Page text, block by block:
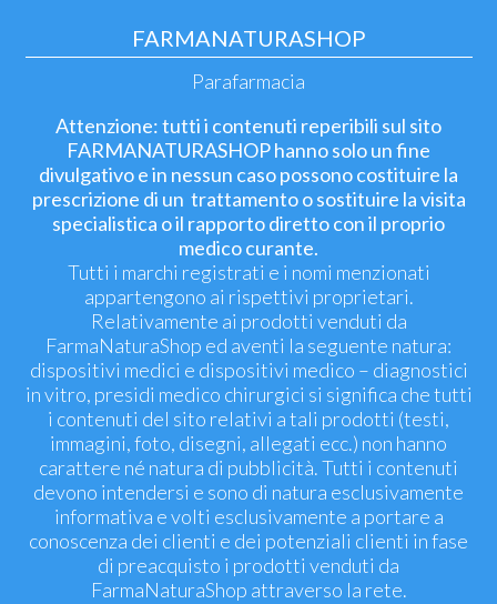
FARMANATURASHOP
Parafarmacia
Attenzione: tutti i contenuti reperibili sul sito
FARMANATURASHOP hanno solo un fine
divulgativo e in nessun caso possono costituire la
prescrizione di un trattamento o sostituire la visita
specialistica o il rapporto diretto con il proprio
medico curante.
Tutti i marchi registrati e i nomi menzionati
appartengono ai rispettivi proprietari.
Relativamente ai prodotti venduti da
FarmaNaturaShop ed aventi la seguente natura:
dispositivi medici e dispositivi medico – diagnostici
in vitro, presidi medico chirurgici si significa che tutti
i contenuti del sito relativi a tali prodotti (testi,
immagini, foto, disegni, allegati ecc.) non hanno
carattere né natura di pubblicità. Tutti i contenuti
devono intendersi e sono di natura esclusivamente
informativa e volti esclusivamente a portare a
conoscenza dei clienti e dei potenziali clienti in fase
di preacquisto i prodotti venduti da
FarmaNaturaShop attraverso la rete.